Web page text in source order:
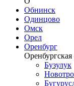
Обнинск
Одинцово
Омск
Орел
Оренбург
Оренбургская
Бузулук